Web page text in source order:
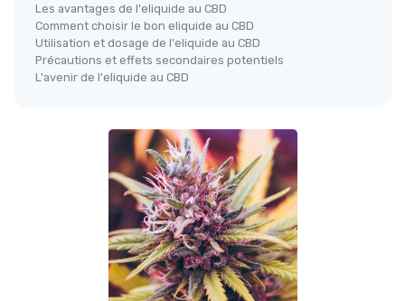
Les avantages de l'eliquide au CBD
Comment choisir le bon eliquide au CBD
Utilisation et dosage de l'eliquide au CBD
Précautions et effets secondaires potentiels
L'avenir de l'eliquide au CBD